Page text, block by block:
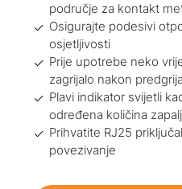
područje za kontakt
Osigurajte podesivi
osjetljivosti
Prije upotrebe neko
zagrijalo nakon
Plavi indikator svijetli
određena količina
Prihvatite RJ25
povezivanje